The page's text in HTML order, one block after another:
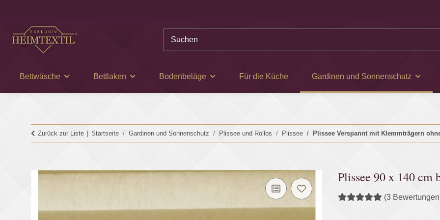
Bettwäsche Bettlaken Bodenbeläge Für die Küche Gardinen und Sonnenschutz
Zurück zur Liste Startseite Gardinen und Sonnenschutz Plissee und Rollos Plissee Plissee Verspannt mit Klemmträgern
Plissee 90 x 140 cm
(3